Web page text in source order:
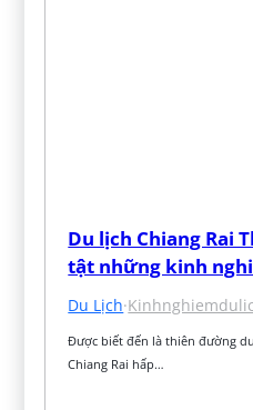
Du lịch Chiang Rai
tật những kinh
Du Lịch·
Được biết đến là thiên đường
Chiang Rai hấp…